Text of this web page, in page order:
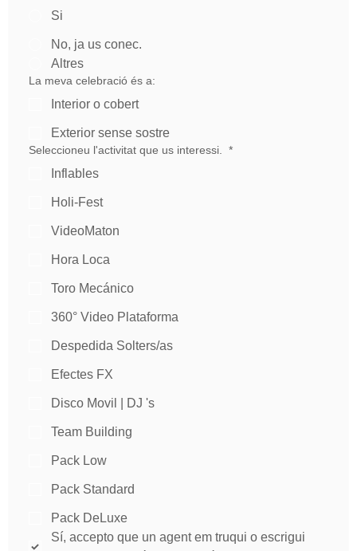
Si
No, ja us conec.
Altres
La meva celebració és a:
Interior o cobert
Exterior sense sostre
Seleccioneu l'activitat que us interessi. *
Inflables
Holi-Fest
VideoMaton
Hora Loca
Toro Mecánico
360° Video Plataforma
Despedida Solters/as
Efectes FX
Disco Movil | DJ 's
Team Building
Pack Low
Pack Standard
Pack DeLuxe
Sí, accepto que un agent em truqui o escrigui